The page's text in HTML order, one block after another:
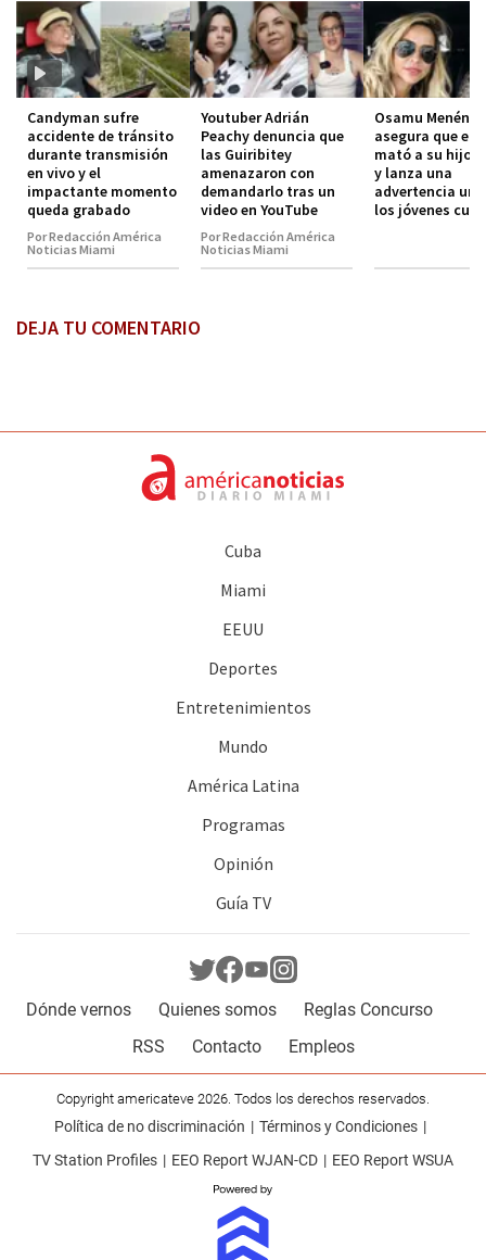
Candyman sufre
accidente de tránsito
durante transmisión
en vivo y el
impactante momento
queda grabado
Por Redacción América
Noticias Miami
Youtuber Adrián
Peachy denuncia que
las Guiribitey
amenazaron con
demandarlo tras un
video en YouTube
Por Redacción América
Noticias Miami
Osamu
asegura que el
mató a su hijo
y lanza una
advertencia
los jóvenes
DEJA TU COMENTARIO
Cuba
Miami
EEUU
Deportes
Entretenimientos
Mundo
América Latina
Programas
Opinión
Guía TV
Dónde vernos Quienes somos
Reglas Concurso
RSS
Contacto Empleos
Copyright americateve 2026. Todos los derechos reservados.
Política de no discriminación
Términos y Condiciones
TV Station Profiles
EEO Report WJAN-CD EEO Report WSUA